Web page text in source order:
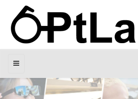
منو